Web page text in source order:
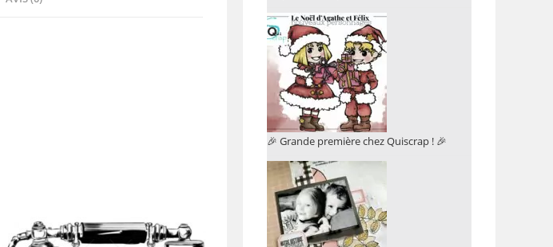
🎉 Grande première chez Quiscrap ! 🎉